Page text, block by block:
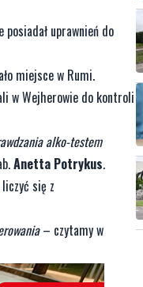
uprawnień do
miejsce w Rumi.
w Wejherowie do kontroli
alko-testem
Anetta Potrykus.
się z
– czytamy w